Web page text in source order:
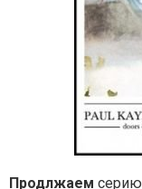
Продлжаем серию